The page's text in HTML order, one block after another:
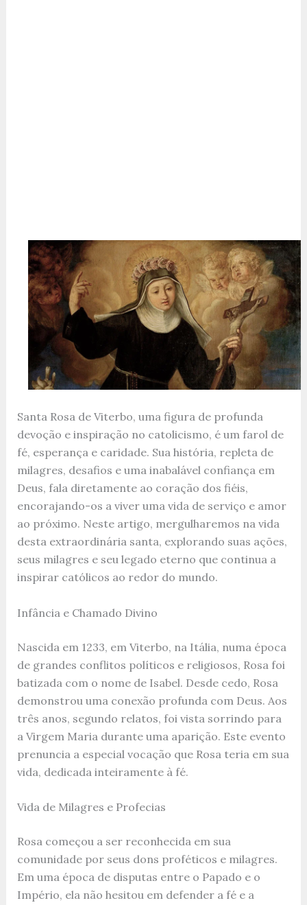
Santa Rosa de Viterbo, uma figura de profunda
devoção e inspiração no catolicismo, é um farol de
fé, esperança e caridade. Sua história, repleta de
milagres, desafios e uma inabalável confiança em
Deus, fala diretamente ao coração dos fiéis,
encorajando-os a viver uma vida de serviço e amor
ao próximo. Neste artigo, mergulharemos na vida
desta extraordinária santa, explorando suas ações,
seus milagres e seu legado eterno que continua a
inspirar católicos ao redor do mundo.
Infância e Chamado Divino
Nascida em 1233, em Viterbo, na Itália, numa época
de grandes conflitos políticos e religiosos, Rosa foi
batizada com o nome de Isabel. Desde cedo, Rosa
demonstrou uma conexão profunda com Deus. Aos
três anos, segundo relatos, foi vista sorrindo para
a Virgem Maria durante uma aparição. Este evento
prenuncia a especial vocação que Rosa teria em sua
vida, dedicada inteiramente à fé.
Vida de Milagres e Profecias
Rosa começou a ser reconhecida em sua
comunidade por seus dons proféticos e milagres.
Em uma época de disputas entre o Papado e o
Império, ela não hesitou em defender a fé e a